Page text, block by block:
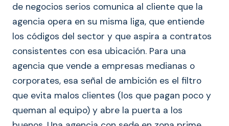
de negocios serios comunica al cliente que la
agencia opera en su misma liga, que entiende
los códigos del sector y que aspira a contratos
consistentes con esa ubicación. Para una
agencia que vende a empresas medianas o
corporates, esa señal de ambición es el filtro
que evita malos clientes (los que pagan poco y
queman al equipo) y abre la puerta a los